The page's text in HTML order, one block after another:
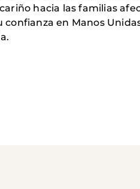
hacia las familias
en Manos